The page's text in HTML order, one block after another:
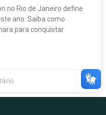
no Rio de Janeiro define
ano. Saiba como
para conquistar